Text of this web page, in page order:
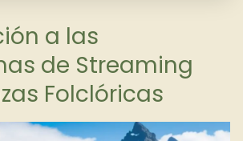
a las
de Streaming
Folclóricas